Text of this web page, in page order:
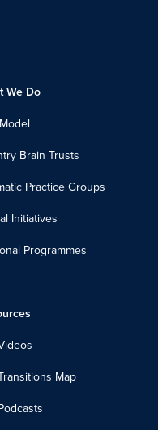
We Do
Brain Trusts
Practice Groups
Initiatives
Programmes
Map